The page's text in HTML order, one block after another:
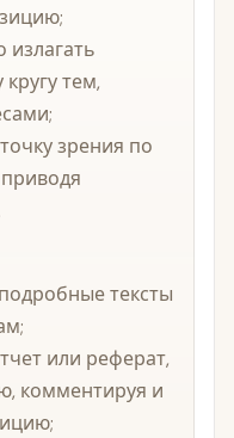
тем,
зрения по
тексты
или реферат,
комментируя и